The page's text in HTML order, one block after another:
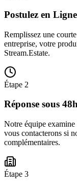
Postulez en Ligne
Remplissez une
entreprise, votre
Stream.Estate.
Étape 2
Réponse sous
Notre équipe examine
vous contacterons si
complémentaires.
Étape 3